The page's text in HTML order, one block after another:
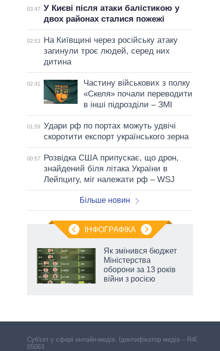
03:47 У Києві після атаки балістикою у
двох районах сталися пожежі
02:53
На Київщині через російську атаку
загинули троє людей, серед них
дитина
02:41
Частину військових з полку
«Скеля» почали переводити
в інші підрозділи – ЗМІ
01:59 Удари рф по портах можуть удвічі
скоротити експорт українського зерна
00:57
Розвідка США припускає, що дрон,
знайдений біля літака України в
Лейпцигу, міг належати рф – WSJ
Більше новин
ІНФОГРАФІКА
Як змінився бюджет
Міністерства
оборони за 13 років
війни з росією
Cуб'єкт у сфері онлайн-медіа. Ідентифікатор медіа – R40-
05063